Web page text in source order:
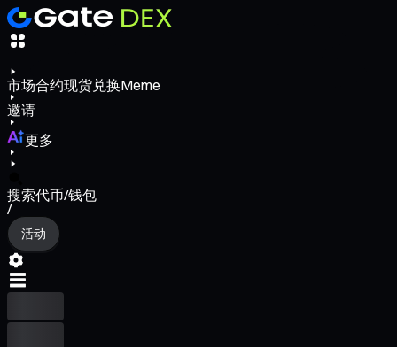
市场合约现货兑换Meme
邀请
更多
搜索代币/钱包
/
活动